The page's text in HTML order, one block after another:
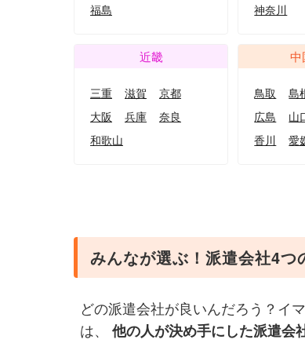
福島
神奈川
近畿
三重 滋賀
京都
大阪
兵庫
奈良
和歌山
中
鳥取 島
広島
山
香川
愛
みんなが選ぶ！派遣会社4つ
どの派遣会社が良いんだろう？イ
は、 他の人が決め手にした派遣会